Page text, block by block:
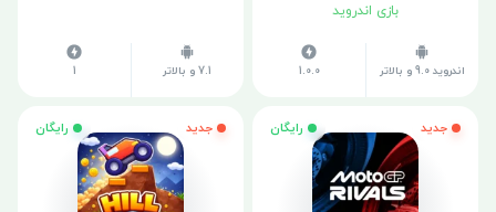
بازی اندروید
اندروید 9.0 و بالاتر 1.0.0 7.1 و بالاتر 1
جدید رایگان جدید رایگان